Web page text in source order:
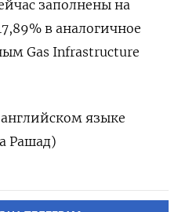
‌заполнены на
в аналогичное
Gas Infrastructure
языке
Рашад)